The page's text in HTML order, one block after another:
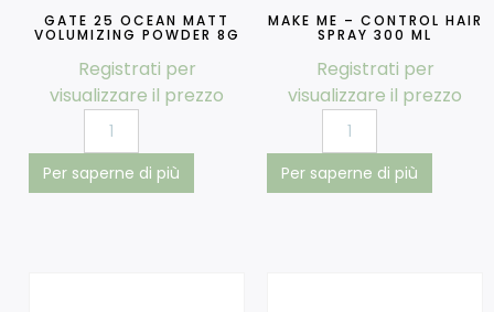
GATE 25 OCEAN MATT
VOLUMIZING POWDER 8G
Registrati per
visualizzare il prezzo
Per saperne di più
MAKE ME – CONTROL HAIR
SPRAY 300 ML
Registrati per
visualizzare il prezzo
Per saperne di più